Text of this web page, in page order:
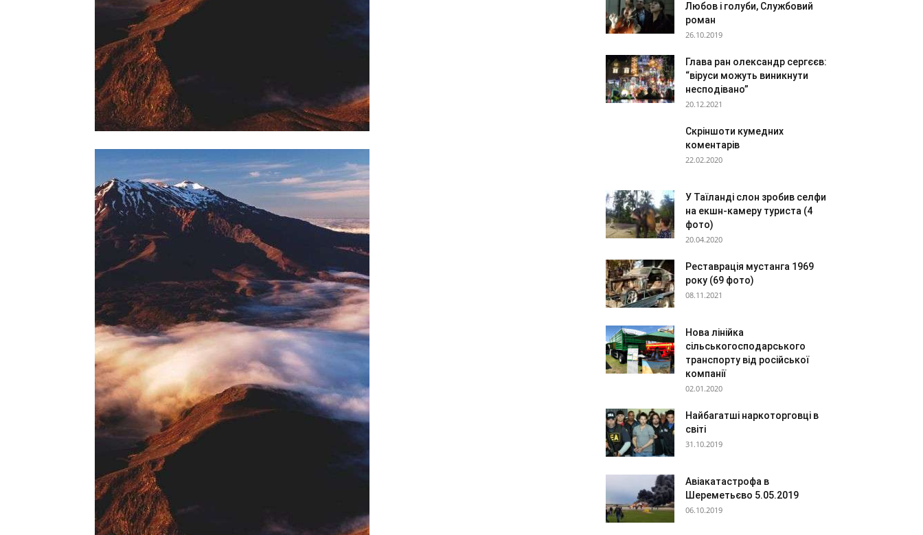
Любов і голуби, Службовий
роман
26.10.2019
Глава ран олександр сергєєв:
“віруси можуть виникнути
несподівано”
20.12.2021
Скріншоти кумедних
коментарів
22.02.2020
У Таїланді слон зробив селфи
на екшн-камеру туриста (4
фото)
20.04.2020
Реставрація мустанга 1969
року (69 фото)
08.11.2021
Нова лінійка
сільськогосподарського
транспорту від російської
компанії
02.01.2020
Найбагатші наркоторговці в
світі
31.10.2019
Авіакатастрофа в
Шереметьєво 5.05.2019
06.10.2019